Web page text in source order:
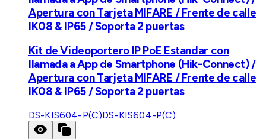
Apertura con Tarjeta MIFARE / Frente de calle
IK08 & IP65 / Soporta 2 puertas
Kit de Videoportero IP PoE Estandar con
llamada a App de Smartphone (Hik-Connect) /
Apertura con Tarjeta MIFARE / Frente de calle
IK08 & IP65 / Soporta 2 puertas
DS-KIS604-P(C)DS-KIS604-P(C)